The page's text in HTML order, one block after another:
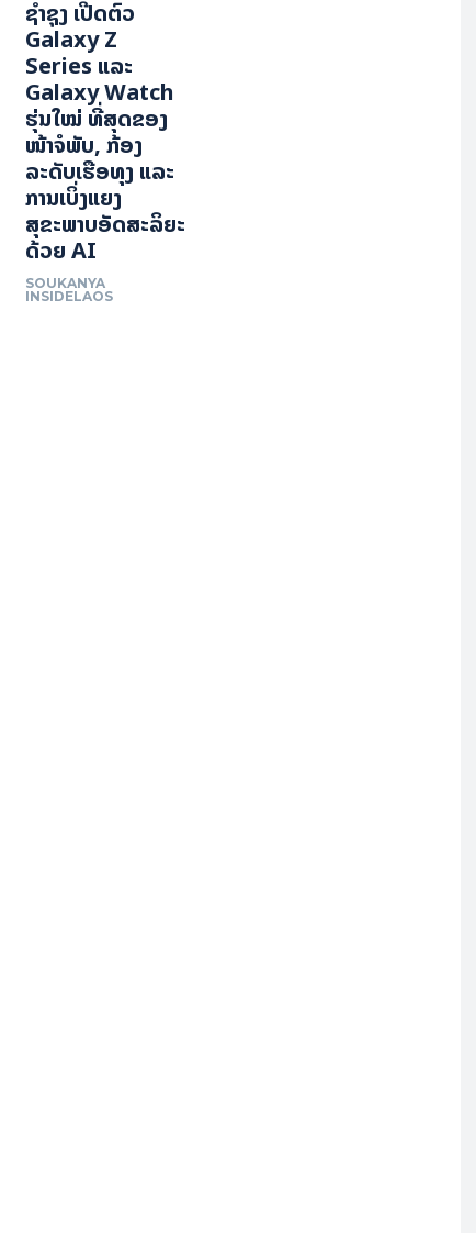
ຊຳຊຸງ ເປີດຕົວ
Galaxy Z
Series ແລະ
Galaxy Watch
ຮຸ່ນໃໝ່ ທີ່ສຸດຂອງ
ໜ້າຈໍພັບ, ກ້ອງ
ລະດັບເຮືອທຸງ ແລະ
ການເບິ່ງແຍງ
ສຸຂະພາບອັດສະລິຍະ
ດ້ວຍ AI
SOUKANYA
INSIDELAOS